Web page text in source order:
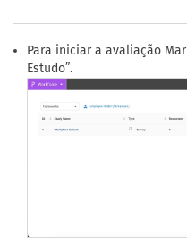
Para iniciar a avaliação
Estudo”.